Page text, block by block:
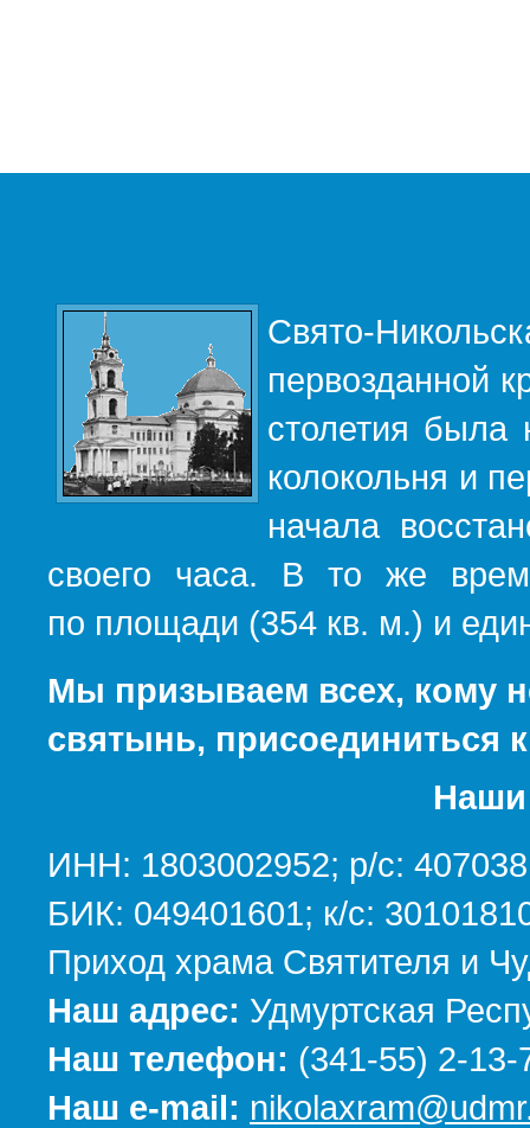
Свято-
первозданной
столетия была
колокольня и
начала
своего часа. В то же
по площади (354 кв. м.) и
Мы призываем всех, кому
святынь, присоединиться
Наши
ИНН: 1803002952; р/с:
БИК: 049401601; к/с:
Приход храма Святителя и
Наш адрес: Удмуртская
Наш телефон: (341-55) 2-13-
Наш e-mail: